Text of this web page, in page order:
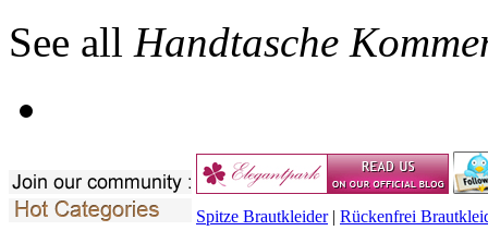
See all Handtasche
Spitze Brautkleider| Rückenfrei